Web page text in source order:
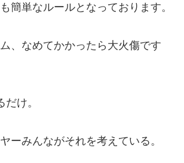
簡単なルールとなっております。
、なめてかかったら大火傷です
け。
ーみんながそれを考えている。